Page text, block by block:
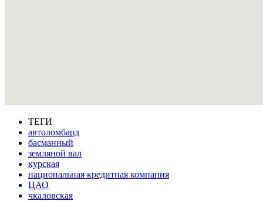
ТЕГИ
автоломбард
басманный
земляной вал
курская
национальная кредитная компания
ЦАО
чкаловская